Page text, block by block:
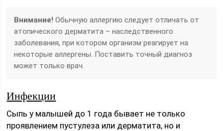
Внимание!Обычную аллергию следует отличать от
атопического дерматита – наследственного
заболевания, при котором организм реагирует на
некоторые аллергены. Поставить точный диагноз
может только врач.
Инфекции
Сыпь у малышей до 1 года бывает не только
проявлением пустулеза или дерматита, но и